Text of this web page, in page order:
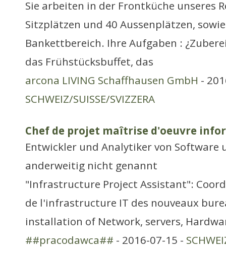
Sie arbeiten in der Frontküche unseres
Sitzplätzen und 40 Aussenplätzen,
Bankettbereich. Ihre Aufgaben :
das Frühstücksbuffet, das
arcona LIVING Schaffhausen GmbH -
SCHWEIZ/SUISSE/SVIZZERA
Chef de projet maîtrise d'oeuvre
Entwickler und Analytiker von Software
anderweitig nicht genannt
"Infrastructure Project Assistant":
de l'infrastructure IT des nouveaux
installation of Network, servers,
##pracodawca## - 2016-07-15 -